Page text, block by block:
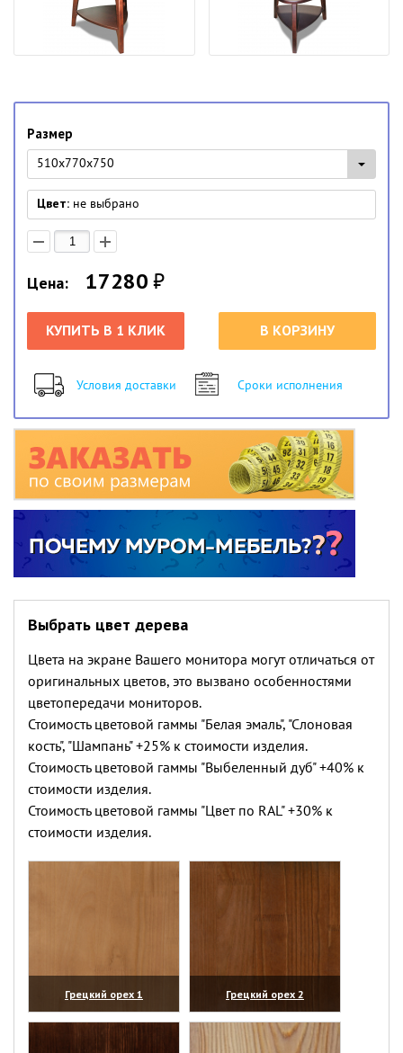
Размер
510x770x750
Цвет: не выбрано
Цена: 17280₽
КУПИТЬ В 1 КЛИК В КОРЗИНУ
Условия доставки Сроки исполнения
Выбрать цвет дерева
Цвета на экране Вашего монитора могут отличаться от
оригинальных цветов, это вызвано особенностями
цветопередачи мониторов.
Стоимость цветовой гаммы "Белая эмаль", "Слоновая
кость", "Шампань" +25% к стоимости изделия.
Стоимость цветовой гаммы "Выбеленный дуб" +40% к
стоимости изделия.
Стоимость цветовой гаммы "Цвет по RAL" +30% к
стоимости изделия.
Грецкий орех 1
(увеличить)
Грецкий орех 2
(увеличить)